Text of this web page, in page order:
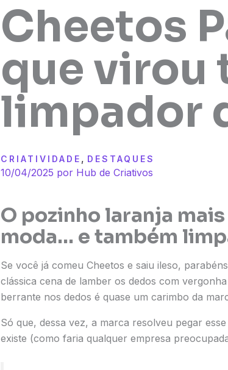
Cheetos
que virou
limpador
CRIATIVIDADE , DESTAQUES
10/04/2025 por Hub de Criativos
O pozinho laranja
moda… e também
Se você já comeu Cheetos e saiu ileso,
clássica cena de lamber os dedos com
berrante nos dedos é quase um carimbo da
Só que, dessa vez, a marca resolveu pegar
existe (como faria qualquer empresa